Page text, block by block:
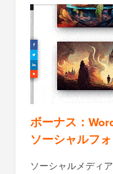
ボーナス：
ソーシャルフ
ソーシャルメディ